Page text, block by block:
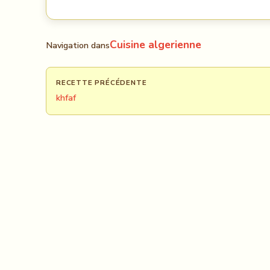
Navigation dansCuisine algerienne
RECETTE PRÉCÉDENTE
khfaf